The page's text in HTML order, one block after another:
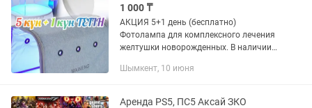
1 000 ₸
АКЦИЯ 5+1 день (бесплатно)
Фотолампа для комплексного лечения
желтушки новорожденных. В наличии
Бесплатная доставка на все
ДИПЛОМИРОВАННОГО...
Шымкент, 10 июня
Аренда PS5, ПС5 Аксай ЗКО